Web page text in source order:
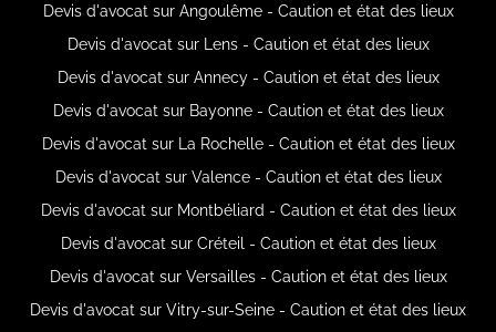
Devis d'avocat sur Angoulême - Caution et état des lieux
Devis d'avocat sur Lens - Caution et état des lieux
Devis d'avocat sur Annecy - Caution et état des lieux
Devis d'avocat sur Bayonne - Caution et état des lieux
Devis d'avocat sur La Rochelle - Caution et état des lieux
Devis d'avocat sur Valence - Caution et état des lieux
Devis d'avocat sur Montbéliard - Caution et état des lieux
Devis d'avocat sur Créteil - Caution et état des lieux
Devis d'avocat sur Versailles - Caution et état des lieux
Devis d'avocat sur Vitry-sur-Seine - Caution et état des lieux